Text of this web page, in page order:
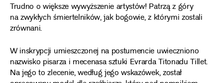
Trudno o większe wywyższenie artystów! Patrzą z góry
na zwykłych śmiertelników, jak bogowie, z którymi zostali
zrównani.
W inskrypcji umieszczonej na postumencie uwieczniono
nazwisko pisarza i mecenasa sztuki Evrarda Titonadu Tillet.
Na jego to zlecenie, według jego wskazówek, został